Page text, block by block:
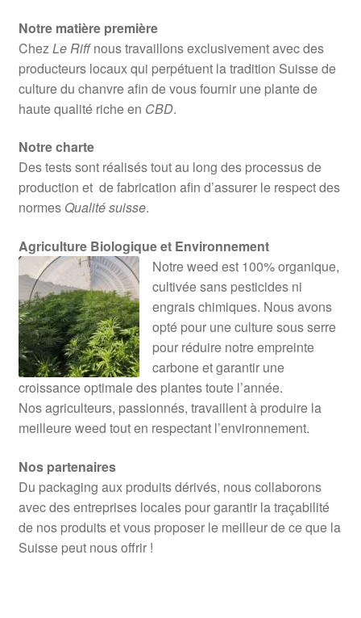
Notre matière première
ChezLe Riffnous travaillons exclusivement avec des
producteurs locaux qui perpétuent la tradition Suisse de
culture du chanvre afin de vous fournir une plante de
haute qualité riche en CBD.
Notre charte
Des tests sont réalisés tout au long des processus de
production et de fabrication afin d’assurer le respect des
normes Qualité suisse.
Agriculture Biologique et Environnement
Notre weed est 100% organique,
cultivée sans pesticides ni
engrais chimiques. Nous avons
opté pour une culture sous serre
pour réduire notre empreinte
carbone et garantir une
croissance optimale des plantes toute l’année.
Nos agriculteurs, passionnés, travaillent à produire la
meilleure weed tout en respectant l’environnement.
Nos partenaires
Du packaging aux produits dérivés, nous collaborons
avec des entreprises locales pour garantir la traçabilité
de nos produits et vous proposer le meilleur de ce que la
Suisse peut nous offrir !